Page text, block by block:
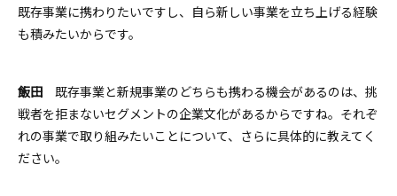
既存事業に携わりたいですし、自ら新しい事業を立ち上げる経験
も積みたいからです。
飯田 既存事業と新規事業のどちらも携わる機会があるのは、挑
戦者を拒まないセグメントの企業文化があるからですね。それぞ
れの事業で取り組みたいことについて、さらに具体的に教えてく
ださい。